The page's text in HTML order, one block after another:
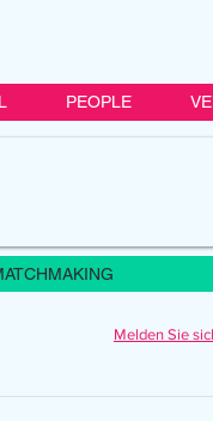
PEOPLE
Melden Sie